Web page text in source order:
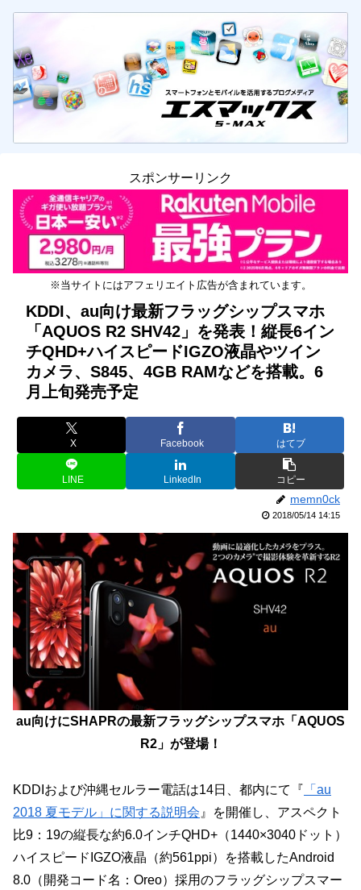
スポンサーリンク
※当サイトにはアフェリエイト広告が含まれています。
KDDI、au向け最新フラッグシップスマホ
「AQUOS R2 SHV42」を発表！縦長6イン
チQHD+ハイスピードIGZO液晶やツイン
カメラ、S845、4GB RAMなどを搭載。6
月上旬発売予定
X Facebook はてブ
LINE LinkedIn コピー
memn0ck
2018/05/14 14:15
au向けにSHAPRの最新フラッグシップスマホ「AQUOS
R2」が登場！
KDDIおよび沖縄セルラー電話は14日、都内にて『 「au
2018 夏モデル」に関する説明会 』を開催し、アスペクト
比9：19の縦長な約6.0インチQHD+（1440×3040ドット）
ハイスピードIGZO液晶（約561ppi）を搭載したAndroid
8.0（開発コード名：Oreo）採用のフラッグシップスマー